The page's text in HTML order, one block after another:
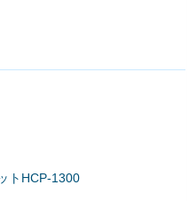
トHCP-1300